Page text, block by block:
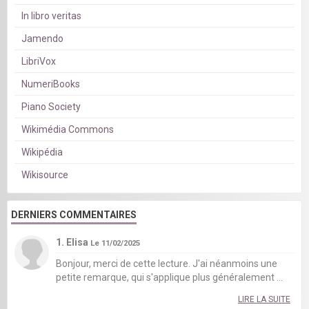
In libro veritas
Jamendo
LibriVox
NumeriBooks
Piano Society
Wikimédia Commons
Wikipédia
Wikisource
DERNIERS COMMENTAIRES
1. Elisa Le 11/02/2025
Bonjour, merci de cette lecture. J'ai néanmoins une
petite remarque, qui s'applique plus généralement ...
LIRE LA SUITE